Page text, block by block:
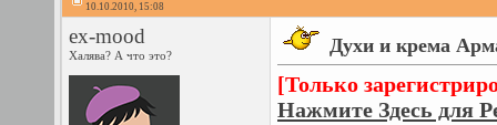
10.10.2010, 15:08
ex-mood
Халява? А что это? Духи и крема
[Только
Нажмите Здесь для